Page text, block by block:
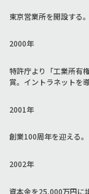
東京営業所を開設する。
2000年
特許庁より「工業所有
賞。イントラネットを
2001年
創業100周年を迎える。
2002年
資本金を25,000万円に